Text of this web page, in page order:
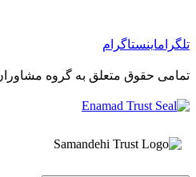
تلگراماینستاگرام
تمامی حقوق متعلق به گروه